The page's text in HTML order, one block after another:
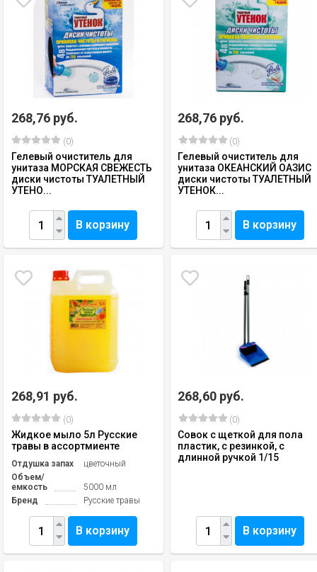
268,76 руб.
(0)
Гелевый очиститель для
унитаза МОРСКАЯ СВЕЖЕСТЬ
диски чистоты ТУАЛЕТНЫЙ
УТЕНО...
В корзину
268,76 руб.
(0)
Гелевый очиститель для
унитаза ОКЕАНСКИЙ ОАЗИС
диски чистоты ТУАЛЕТНЫЙ
УТЕНОК...
В корзину
268,91 руб.
(0)
Жидкое мыло 5л Русские
травы в ассортмиенте
Отдушка запах
цветочный
Объем/
емкость
5000 мл
Бренд
Русские травы
В корзину
268,60 руб.
(0)
Совок с щеткой для пола
пластик, с резинкой, с
длинной ручкой 1/15
В корзину